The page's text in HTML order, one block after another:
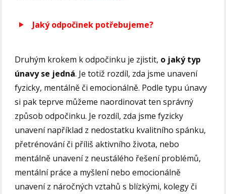
Jaký odpočinek potřebujeme?
Druhým krokem k odpočinku je zjistit, o jaký typ
únavy se jedná. Je totiž rozdíl, zda jsme unavení
fyzicky, mentálně či emocionálně. Podle typu únavy
si pak teprve můžeme naordinovat ten správný
způsob odpočinku. Je rozdíl, zda jsme fyzicky
unavení například z nedostatku kvalitního spánku,
přetrénování či příliš aktivního života, nebo
mentálně unavení z neustálého řešení problémů,
mentální práce a myšlení nebo emocionálně
unavení z náročných vztahů s blízkými, kolegy či